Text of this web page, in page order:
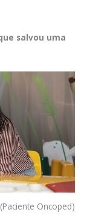
salvou uma
Oncoped)